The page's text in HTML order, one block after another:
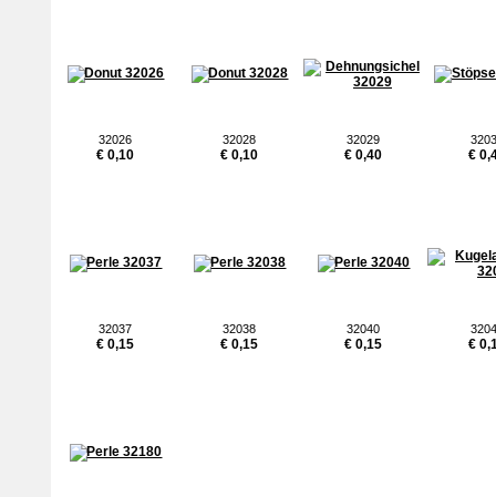
32026
€ 0,10
32028
€ 0,10
32029
€ 0,40 €
32037
€ 0,15
32038
€ 0,15
32040
€ 0,15 €